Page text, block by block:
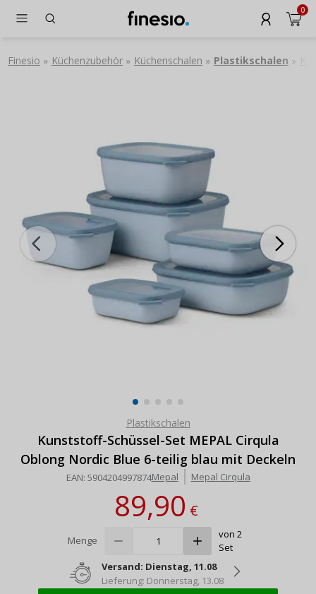
0
Finesio » Küchenzubehör » Küchenschalen » Plastikschalen »
Plastikschalen
Kunststoff-Schüssel-Set MEPAL Cirqula
Oblong Nordic Blue 6-teilig blau mit Deckeln
EAN: 5904204997874Mepal Mepal Cirqula
89,90€
Menge
von 2
Set
Versand: Dienstag, 11.08
Lieferung: Donnerstag, 13.08